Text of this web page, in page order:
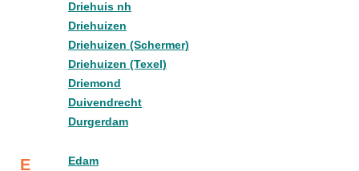
Driehuis nh
Driehuizen
Driehuizen (Schermer)
Driehuizen (Texel)
Driemond
Duivendrecht
Durgerdam
E
Edam